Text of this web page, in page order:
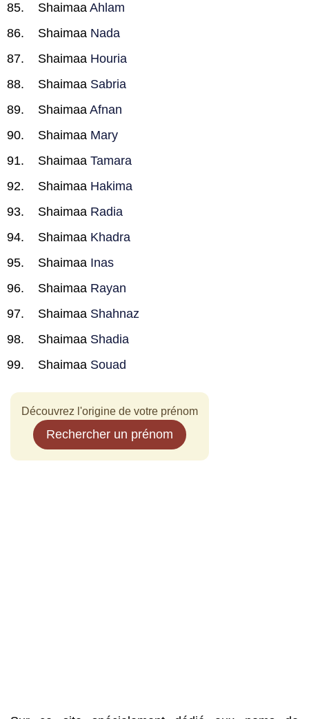
Shaimaa Ahlam
Shaimaa Nada
Shaimaa Houria
Shaimaa Sabria
Shaimaa Afnan
Shaimaa Mary
Shaimaa Tamara
Shaimaa Hakima
Shaimaa Radia
Shaimaa Khadra
Shaimaa Inas
Shaimaa Rayan
Shaimaa Shahnaz
Shaimaa Shadia
Shaimaa Souad
Découvrez l'origine de votre prénom
Rechercher un prénom